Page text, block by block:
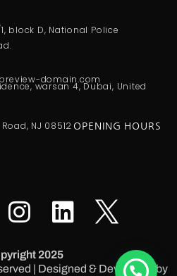
block D, National Police
domain.com
warsan 4, Dubai, United
NJ 08512 OPENING HOURS
2025
| Designed & Developed by